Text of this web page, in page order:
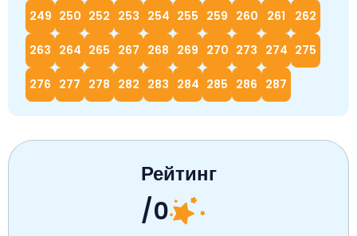
249 250 252 253 254 255 259 260 261 262
263 264 265 267 268 269 270 273 274 275
276 277 278 282 283 284 285 286 287
Рейтинг
/0